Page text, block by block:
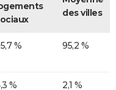
des villes
% 95,2 %
% 2,1 %